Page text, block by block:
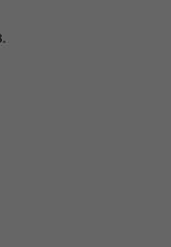
скрытые петли.